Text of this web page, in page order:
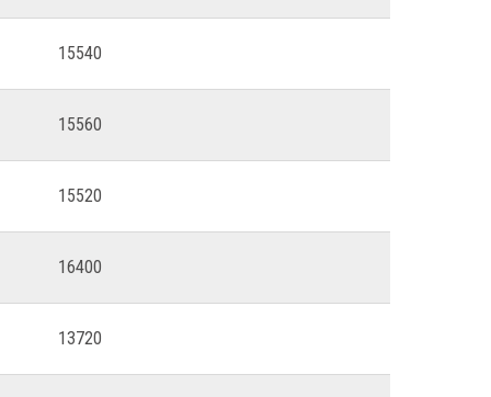
15540
15560
15520
16400
13720